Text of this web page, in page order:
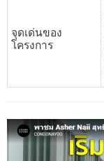
จุดเด่นของ
โครงการ